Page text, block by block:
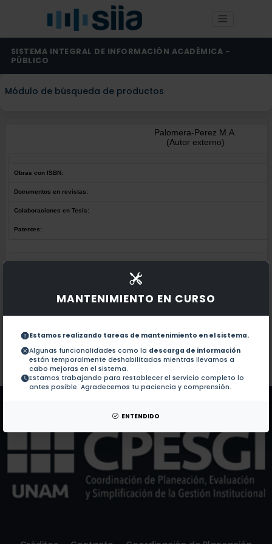
MANTENIMIENTO EN CURSO
Estamos realizando tareas de mantenimiento en el sistema.
Algunas funcionalidades como la descarga de información
están temporalmente deshabilitadas mientras llevamos a
cabo mejoras en el sistema.
Estamos trabajando para restablecer el servicio completo lo
antes posible. Agradecemos tu paciencia y comprensión.
ENTENDIDO
SISTEMA INTEGRAL DE INFORMACIÓN ACADÉMICA -
PÚBLICO
Módulo de búsqueda de productos
Palomera-Perez M.A.
(Autor externo)
Obras con ISBN:
Documentos en revistas:
Colaboraciones en Tesis:
Patentes:
Scheduling coordinated task (2009)
Colaboraciones en Tesis: No hay tesis de este autor.
Patentes: No hay patentes de este autor.